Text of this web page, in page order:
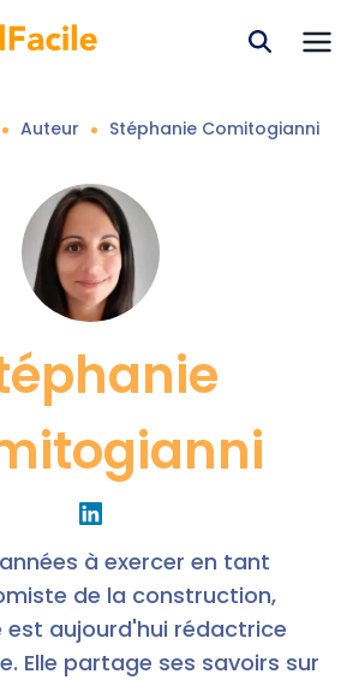
Auteur Stéphanie Comitogianni
à exercer en tant
de la construction,
est aujourd'hui rédactrice
Elle partage ses savoirs sur